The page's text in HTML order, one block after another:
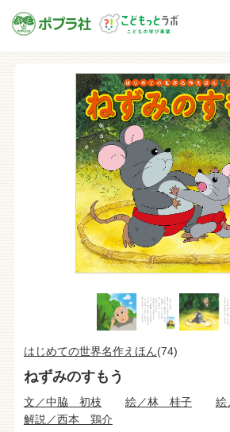
はじめての世界名作えほん(74)
ねずみのすもう
文／中脇 初枝 絵／林 桂子
絵
解説／西本 鶏介